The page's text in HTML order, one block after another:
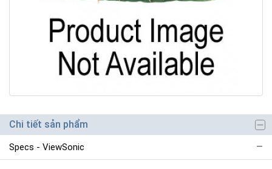
Chi tiết sản phẩm
Specs - ViewSonic